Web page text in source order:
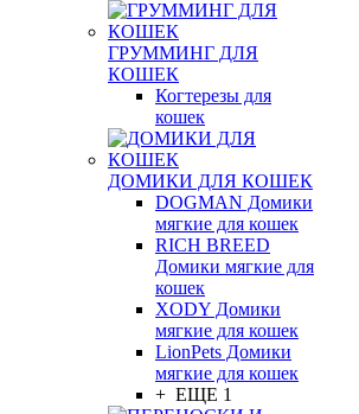
ГРУММИНГ ДЛЯ
КОШЕК
Когтерезы для
кошек
ДОМИКИ ДЛЯ КОШЕК
DOGMAN Домики
мягкие для кошек
RICH BREED
Домики мягкие для
кошек
XODY Домики
мягкие для кошек
LionPets Домики
мягкие для кошек
+ ЕЩЕ 1